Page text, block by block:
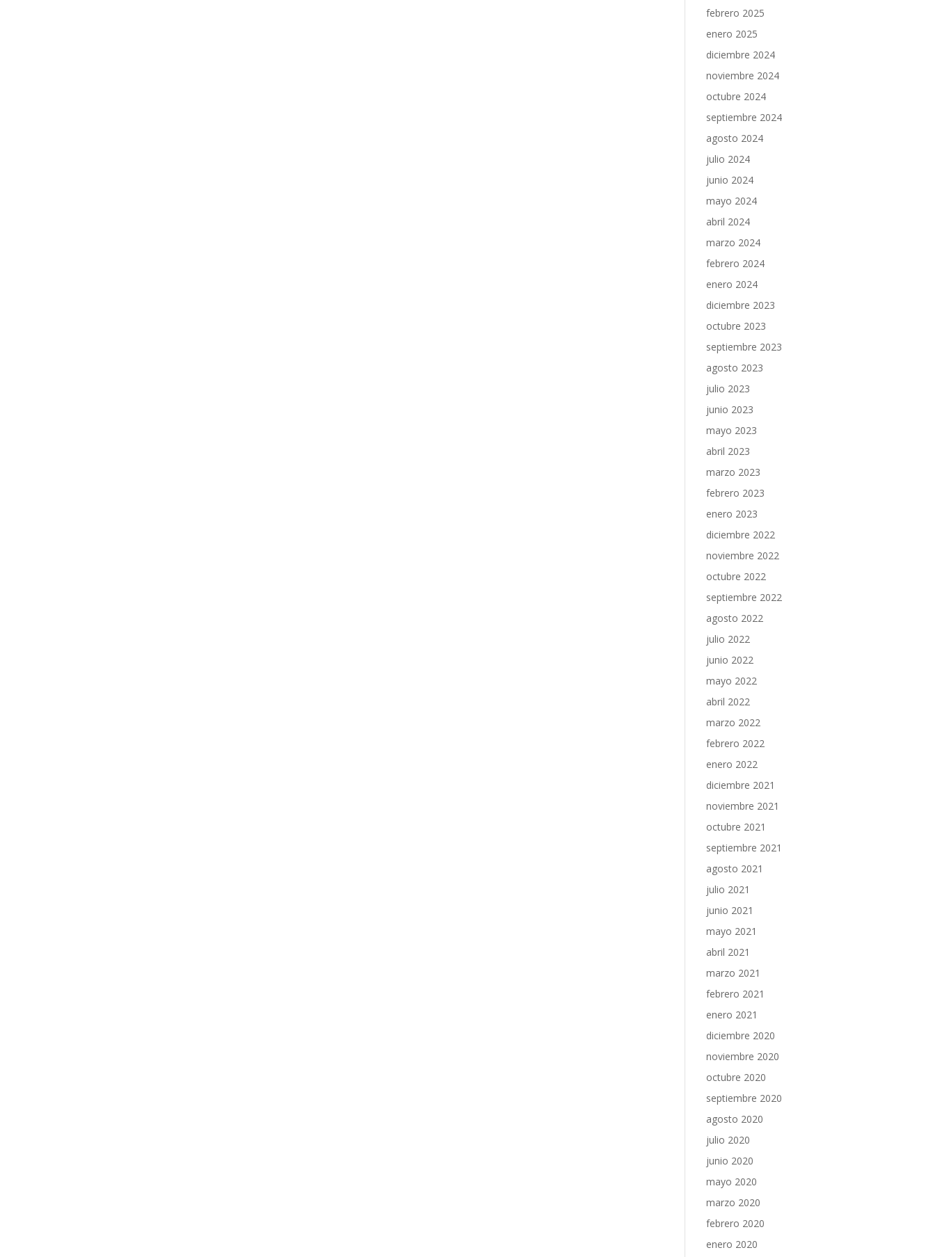
febrero 2025
enero 2025
diciembre 2024
noviembre 2024
octubre 2024
septiembre 2024
agosto 2024
julio 2024
junio 2024
mayo 2024
abril 2024
marzo 2024
febrero 2024
enero 2024
diciembre 2023
octubre 2023
septiembre 2023
agosto 2023
julio 2023
junio 2023
mayo 2023
abril 2023
marzo 2023
febrero 2023
enero 2023
diciembre 2022
noviembre 2022
octubre 2022
septiembre 2022
agosto 2022
julio 2022
junio 2022
mayo 2022
abril 2022
marzo 2022
febrero 2022
enero 2022
diciembre 2021
noviembre 2021
octubre 2021
septiembre 2021
agosto 2021
julio 2021
junio 2021
mayo 2021
abril 2021
marzo 2021
febrero 2021
enero 2021
diciembre 2020
noviembre 2020
octubre 2020
septiembre 2020
agosto 2020
julio 2020
junio 2020
mayo 2020
marzo 2020
febrero 2020
enero 2020